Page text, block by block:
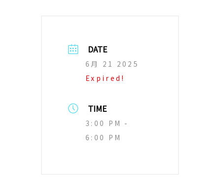
DATE
6月 21 2025
Expired!
TIME
3:00 PM -
6:00 PM